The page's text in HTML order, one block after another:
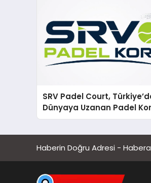
SRV Padel Court,
Dünyaya Uzanan Padel
Üretiminde Güvenin Adresi
Haberin Doğru Adresi -